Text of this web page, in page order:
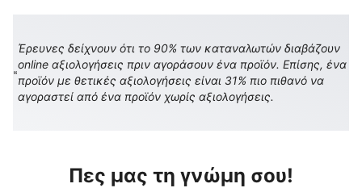
Έρευνες δείχνουν ότι το 90% των καταναλωτών διαβάζουν
online αξιολογήσεις πριν αγοράσουν ένα προϊόν. Επίσης, ένα
προϊόν με θετικές αξιολογήσεις είναι 31% πιο πιθανό να
αγοραστεί από ένα προϊόν χωρίς αξιολογήσεις.
Πες μας τη γνώμη σου!